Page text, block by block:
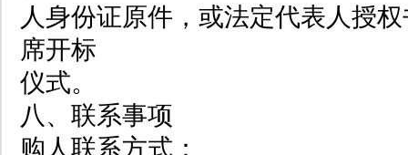
人身份证原件，或法定代表人授
席开标
仪式。
八、联系事项
购人联系方式：